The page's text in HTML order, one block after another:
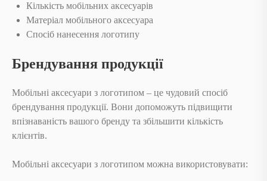
Кількість мобільних аксесуарів
Матеріал мобільного аксесуара
Спосіб нанесення логотипу
Брендування продукції
Мобільні аксесуари з логотипом – це чудовий спосіб
брендування продукції. Вони допоможуть підвищити
впізнаваність вашого бренду та збільшити кількість
клієнтів.
Мобільні аксесуари з логотипом можна використовувати: